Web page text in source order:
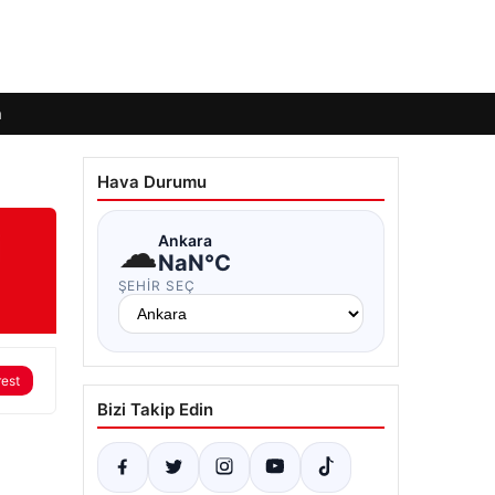
Hava Durumu
☁Ankara
NaN°C
ŞEHIR SEÇ
Bizi Takip Edin